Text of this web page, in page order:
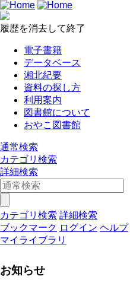
履歴を消去して終了
電子書籍
データベース
湘北紀要
資料の探し方
利用案内
図書館について
おやこ図書館
通常検索
カテゴリ検索
詳細検索
カテゴリ検索 詳細検索
ブックマーク ログイン ヘルプ
マイライブラリ
お知らせ